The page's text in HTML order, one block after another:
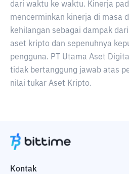
dari waktu ke waktu. Kinerja
mencerminkan kinerja di masa
kehilangan sebagai dampak
aset kripto dan sepenuhnya
pengguna. PT Utama Aset
tidak bertanggung jawab atas
nilai tukar Aset Kripto.
Kontak